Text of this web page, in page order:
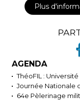
Plus
AGENDA
ThéoFIL :
Journée Nationale
64e Pèlerinage